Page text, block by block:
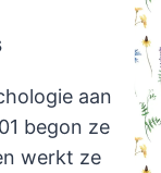
aan
begon ze
werkt ze